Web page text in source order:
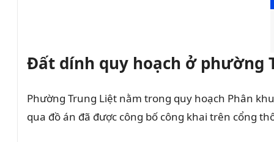
Đất dính quy hoạch ở phường
Phường Trung Liệt nằm trong quy hoạch Phân
qua đồ án đã được công bố công khai trên cổng